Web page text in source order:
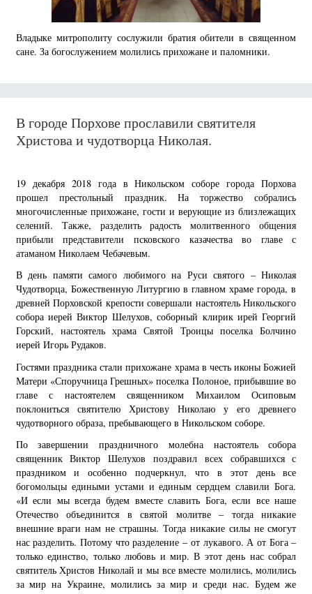
Владыке митрополиту сослужили братия обители в священном
сане. За богослужением молились прихожане и паломники.
В городе Порхове прославили святителя
Христова и чудотворца Николая.
19 декабря 2018 года в Никольском соборе города Порхова
прошел престольный праздник. На торжество собрались
многочисленные прихожане, гости и верующие из близлежащих
селений. Также, разделить радость молитвенного общения
прибыли представители псковского казачества во главе с
атаманом Николаем Чебачевым.
В день памяти самого любимого на Руси святого – Николая
Чудотворца, Божественную Литургию в главном храме города, в
древней Порховской крепости совершали настоятель Никольского
собора иерей Виктор Шелухов, соборный клирик ирей Георгий
Горский, настоятель храма Святой Троицы поселка Болчино
иерей Игорь Рудаков.
Гостями праздника стали прихожане храма в честь иконы Божией
Матери «Споручница Грешных» поселка Полоное, прибывшие во
главе с настоятелем священником Михаилом Осиповым
поклониться святителю Христову Николаю у его древнего
чудотворного образа, пребывающего в Никольском соборе.
По завершении праздничного молебна настоятель собора
священник Виктор Шелухов поздравил всех собравшихся с
праздником и особенно подчеркнул, что в этот день все
богомольцы едиными устами и единым сердцем славили Бога.
«И если мы всегда будем вместе славить Бога, если все наше
Отечество объединится в святой молитве – тогда никакие
внешние враги нам не страшны. Тогда никакие силы не смогут
нас разделить. Потому что разделение – от лукавого. А от Бога –
только единство, только любовь и мир. В этот день нас собрал
святитель Христов Николай и мы все вместе молились, молились
за мир на Украине, молились за мир и среди нас. Будем же